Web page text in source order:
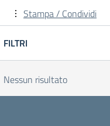
Stampa / Condividi
FILTRI
Nessun risultato